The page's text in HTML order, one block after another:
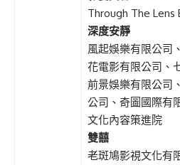
Through The
深度安靜
風起娛樂有限公司
花電影有限公司、
前景娛樂有限公司
公司、奇圖國際有
文化內容策進院
雙囍
老斑鳩影視文化有